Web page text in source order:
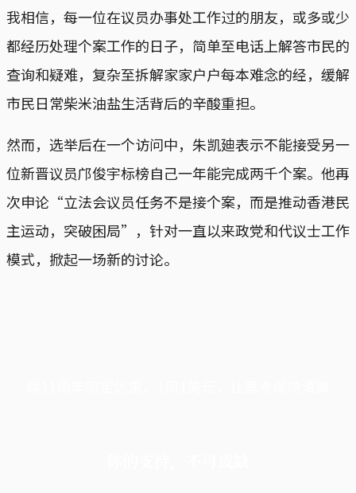
我相信，每一位在议员办事处工作过的朋友，或多或少
都经历处理个案工作的日子，简单至电话上解答市民的
查询和疑难，复杂至拆解家家户户每本难念的经，缓解
市民日常柴米油盐生活背后的辛酸重担。
然而，选举后在一个访问中，朱凯廸表示不能接受另一
位新晋议员邝俊宇标榜自己一年能完成两千个案。他再
次申论“立法会议员任务不是接个案，而是推动香港民
主运动，突破困局”，针对一直以来政党和代议士工作
模式，掀起一场新的讨论。